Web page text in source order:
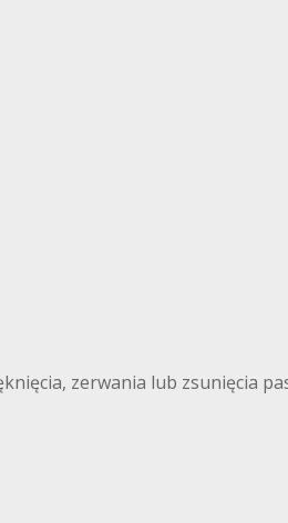
zerwania lub zsunięcia